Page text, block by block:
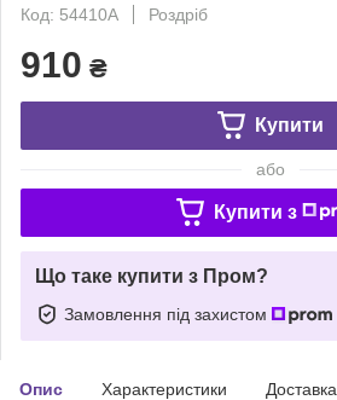
Код: 54410A
Роздріб
910 ₴
Купити
або
Купити з
Що таке купити з Пром?
Замовлення під захистом
Опис Характеристики Доставка